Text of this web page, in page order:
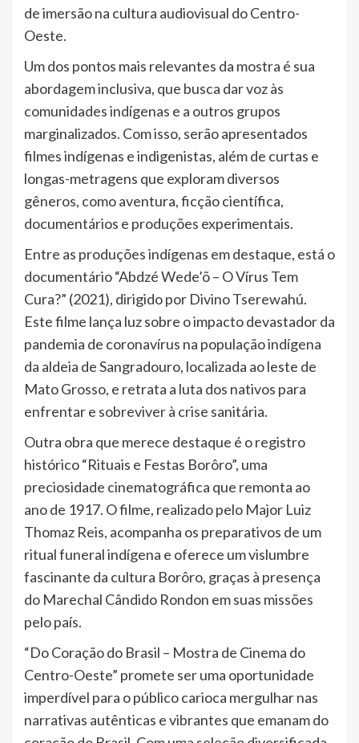
de imersão na cultura audiovisual do Centro-
Oeste.
Um dos pontos mais relevantes da mostra é sua
abordagem inclusiva, que busca dar voz às
comunidades indígenas e a outros grupos
marginalizados. Com isso, serão apresentados
filmes indígenas e indigenistas, além de curtas e
longas-metragens que exploram diversos
gêneros, como aventura, ficção científica,
documentários e produções experimentais.
Entre as produções indígenas em destaque, está o
documentário “Abdzé Wede’õ – O Vírus Tem
Cura?” (2021), dirigido por Divino Tserewahú.
Este filme lança luz sobre o impacto devastador da
pandemia de coronavírus na população indígena
da aldeia de Sangradouro, localizada ao leste de
Mato Grosso, e retrata a luta dos nativos para
enfrentar e sobreviver à crise sanitária.
Outra obra que merece destaque é o registro
histórico “Rituais e Festas Borôro”, uma
preciosidade cinematográfica que remonta ao
ano de 1917. O filme, realizado pelo Major Luiz
Thomaz Reis, acompanha os preparativos de um
ritual funeral indígena e oferece um vislumbre
fascinante da cultura Borôro, graças à presença
do Marechal Cândido Rondon em suas missões
pelo país.
“Do Coração do Brasil – Mostra de Cinema do
Centro-Oeste” promete ser uma oportunidade
imperdível para o público carioca mergulhar nas
narrativas autênticas e vibrantes que emanam do